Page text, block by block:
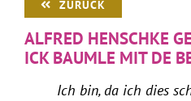
ZURÜCK
ALFRED HENSCHKE
ICK BAUMLE MIT DE
Ich bin, da ich dies